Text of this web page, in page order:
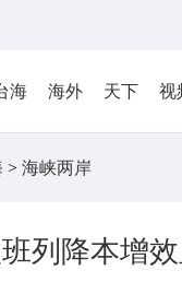
海 海外 天下 视
> 海峡两岸
列降本增